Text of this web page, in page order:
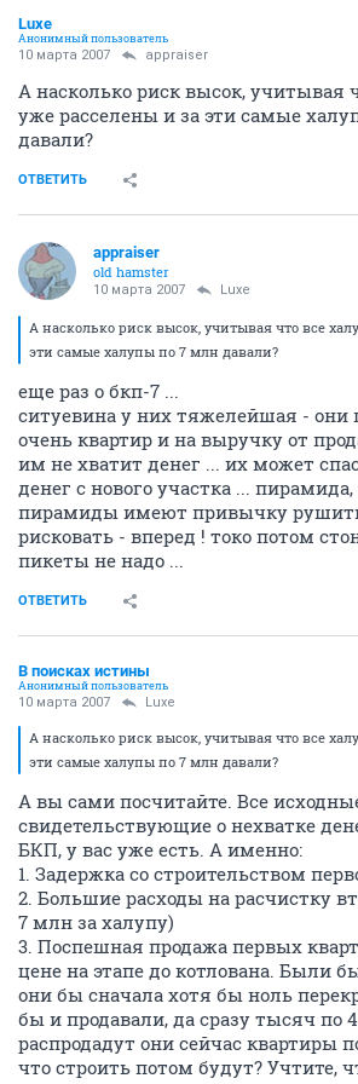
Luxe
Анонимный пользователь
10 марта 2007 appraiser
А насколько риск высок, учитывая
уже расселены и за эти самые
давали?
ОТВЕТИТЬ
appraiser
old hamster
10 марта 2007 Luxe
А насколько риск высок, учитывая что все
эти самые халупы по 7 млн давали?
еще раз о бкп-7 ...
ситуевина у них тяжелейшая - они
очень квартир и на выручку от
им не хватит денег ... их может
денег с нового участка ...
пирамиды имеют привычку
рисковать - вперед ! токо потом
пикеты не надо ...
ОТВЕТИТЬ
В поисках истины
Анонимный пользователь
10 марта 2007 Luxe
А насколько риск высок, учитывая что все
эти самые халупы по 7 млн давали?
А вы сами посчитайте. Все
свидетельствующие о нехватке
БКП, у вас уже есть. А именно:
1. Задержка со строительством
2. Большие расходы на расчистку
7 млн за халупу)
3. Поспешная продажа первых
цене на этапе до котлована. Были
они бы сначала хотя бы ноль
бы и продавали, да сразу тысяч по
распродадут они сейчас квартиры
что строить потом будут? Учтите,